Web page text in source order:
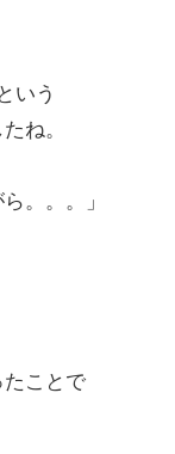
いう
ね。
。。。」
ことで